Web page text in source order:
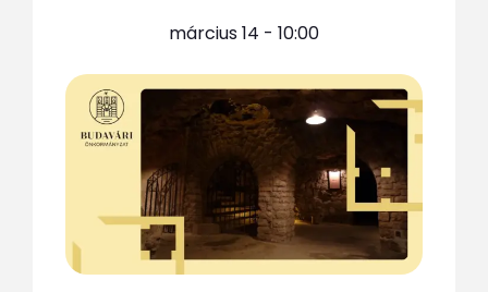
március 14 - 10:00